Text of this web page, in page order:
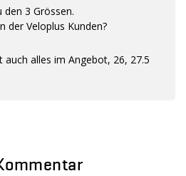
den 3 Grössen.
der Veloplus Kunden?
alles im Angebot, 26, 27.5